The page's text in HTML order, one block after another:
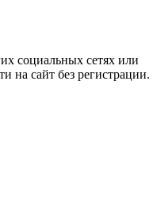
социальных сетях или
на сайт без регистрации.